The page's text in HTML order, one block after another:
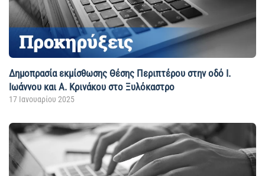
Δημοπρασία εκμίσθωσης Θέσης Περιπτέρου στην οδό Ι.
Ιωάννου και Α. Κρινάκου στο Ξυλόκαστρο
17 Ιανουαρίου 2025